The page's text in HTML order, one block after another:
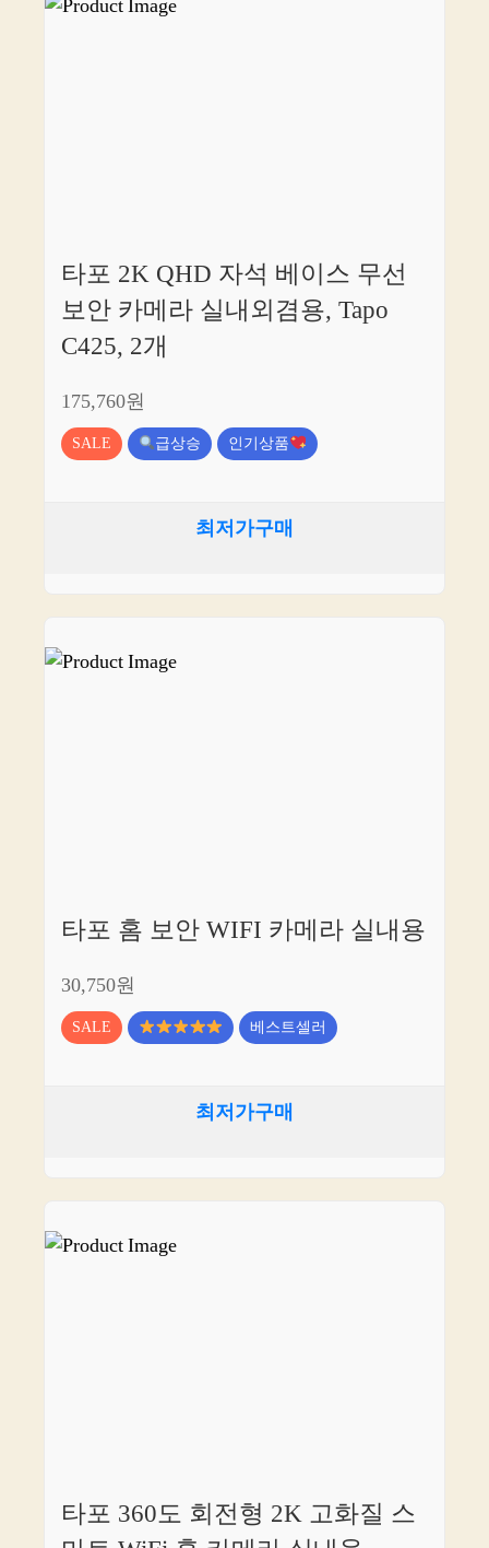
타포 2K QHD 자석 베이스 무선
보안 카메라 실내외겸용, Tapo
C425, 2개
175,760원
SALE 급상승 인기상품
최저가구매
타포 홈 보안 WIFI 카메라 실내용
30,750원
SALE 베스트셀러
최저가구매
타포 360도 회전형 2K 고화질 스